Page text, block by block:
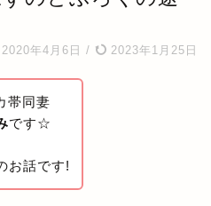
2020年4月6日 / 2023年1月25日
帯同妻
です☆
お話です!